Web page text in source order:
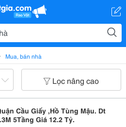
Mua, bán nhà
Lọc nâng cao
Cầu Giấy ,Hồ Tùng Mậu. Dt
5Tầng Giá 12.2 Tỷ.